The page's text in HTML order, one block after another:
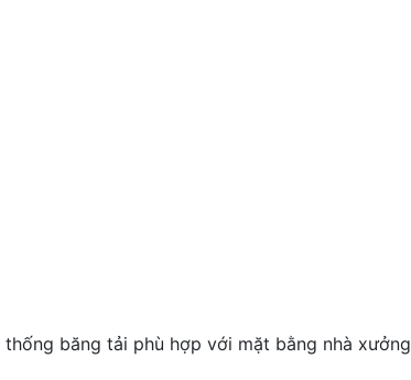
băng tải phù hợp với mặt bằng nhà xưởng